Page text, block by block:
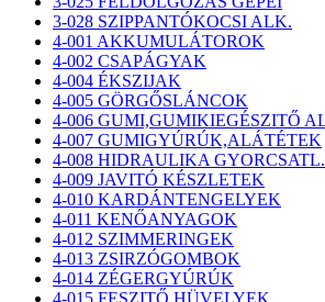
3-028 SZIPPANTÓKOCSI ALK.
4-001 AKKUMULÁTOROK
4-002 CSAPÁGYAK
4-004 ÉKSZIJAK
4-005 GÖRGŐSLÁNCOK
4-006 GUMI,GUMIKIEGÉSZITŐ
4-007 GUMIGYÚRÚK,ALÁTÉTEK
4-008 HIDRAULIKA GYORCSATL.
4-009 JAVITÓ KÉSZLETEK
4-010 KARDÁNTENGELYEK
4-011 KENŐANYAGOK
4-012 SZIMMERINGEK
4-013 ZSIRZÓGOMBOK
4-014 ZÉGERGYÚRÚK
4-015 FESZITŐ HÜVELYEK